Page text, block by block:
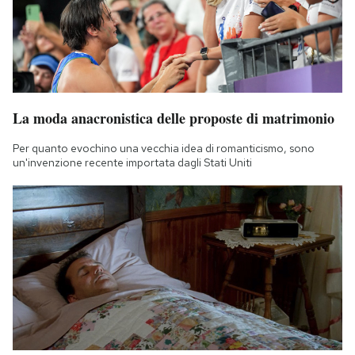
La moda anacronistica delle proposte di matrimonio
Per quanto evochino una vecchia idea di romanticismo, sono
un'invenzione recente importata dagli Stati Uniti